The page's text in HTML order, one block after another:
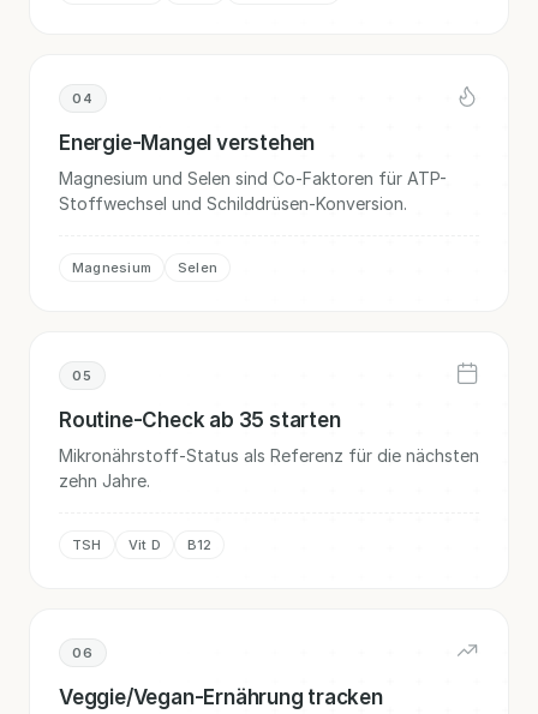
04
Energie-Mangel verstehen
Magnesium und Selen sind Co-Faktoren für ATP-
Stoffwechsel und Schilddrüsen-Konversion.
Magnesium Selen
05
Routine-Check ab 35 starten
Mikronährstoff-Status als Referenz für die nächsten
zehn Jahre.
TSH Vit D B12
06
Veggie/Vegan-Ernährung tracken